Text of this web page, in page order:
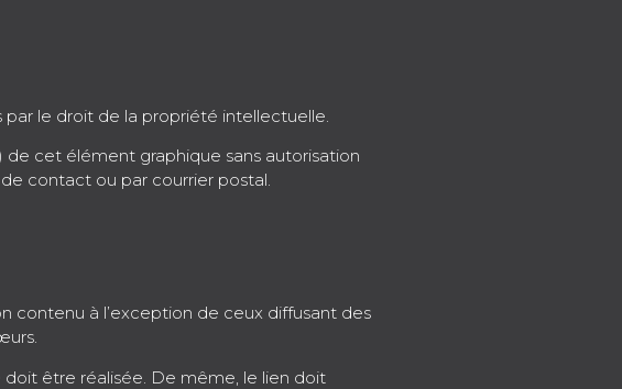
le droit de la propriété intellectuelle.
cet élément graphique sans autorisation
contact ou par courrier postal.
contenu à l’exception de ceux diffusant des
être réalisée. De même, le lien doit